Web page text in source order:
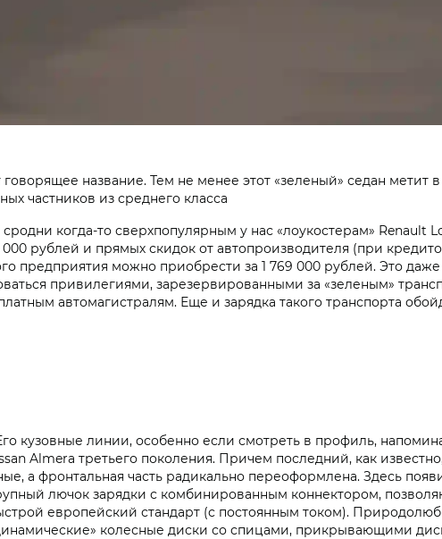
название. Тем не менее этот «зеленый» седан метит
частников из среднего класса
когда-то сверхпопулярным у нас «лоукостерам» Renault
рублей и прямых скидок от автопроизводителя (при
предприятия можно приобрести за 1 769 000 рублей. Это
привилегиями, зарезервированными за «зеленым»
автомагистралям. Еще и зарядка такого транспорта
кузовные линии, особенно если смотреть в профиль,
Almera третьего поколения. Причем последний, как
а фронтальная часть радикально переоформлена. Здесь
лючок зарядки с комбинированным коннектором,
европейский стандарт (с постоянным током).
колесные диски со спицами, прикрывающими